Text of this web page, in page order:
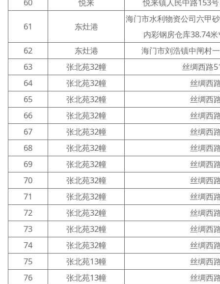
60
悦来 悦来镇人民中路153
61 东灶港
海门市水利物资公司六甲
内彩钢房仓库38.74
62
东灶港
海门市刘浩镇中闸村
63
张北苑32幢
丝绸西路
64
张北苑32幢
丝绸西
65
张北苑32幢
丝绸西
66
张北苑32幢
丝绸西
67
张北苑32幢
丝绸西
68
张北苑32幢
丝绸西
69
张北苑32幢
丝绸西
70
张北苑32幢
丝绸西
71
张北苑32幢
丝绸西
72
张北苑32幢
丝绸西
73
张北苑32幢
丝绸西
74
张北苑32幢
丝绸西
75
张北苑13幢
丝绸西
76
张北苑13幢
丝绸西